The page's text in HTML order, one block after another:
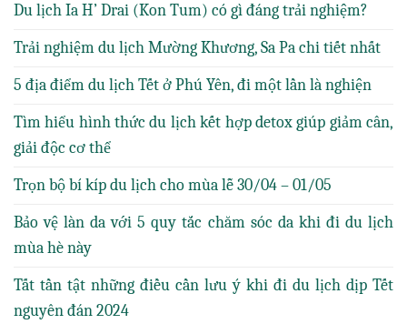
Du lịch Ia H’ Drai (Kon Tum) có gì đáng trải nghiệm?
Trải nghiệm du lịch Mường Khương, Sa Pa chi tiết nhất
5 địa điểm du lịch Tết ở Phú Yên, đi một lần là nghiện
Tìm hiểu hình thức du lịch kết hợp detox giúp giảm cân,
giải độc cơ thể
Trọn bộ bí kíp du lịch cho mùa lễ 30/04 – 01/05
Bảo vệ làn da với 5 quy tắc chăm sóc da khi đi du lịch
mùa hè này
Tất tần tật những điều cần lưu ý khi đi du lịch dịp Tết
nguyên đán 2024